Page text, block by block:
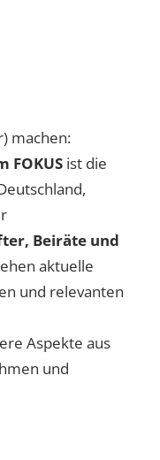
machen:
FOKUS ist die
Beiräte und
aktuelle
und relevanten
Aspekte aus
und